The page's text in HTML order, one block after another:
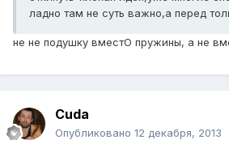
ладно там не суть важно,а перед
не не подушку вместО пружины, а не
Cuda
Опубликовано 12 декабря, 2013